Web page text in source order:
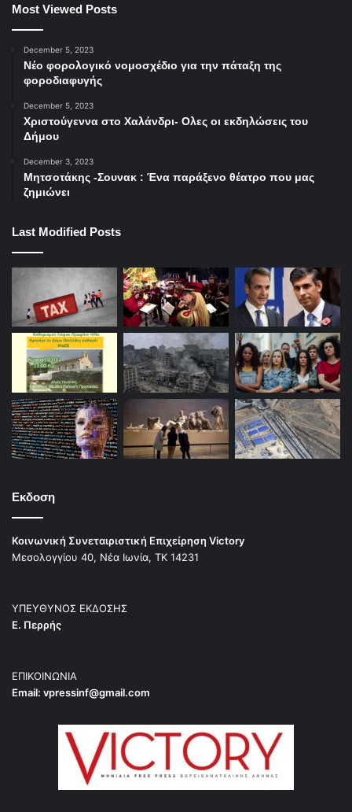
Most Viewed Posts
December 5, 2023
Νέο φορολογικό νομοσχέδιο για την πάταξη της
φοροδιαφυγής
December 5, 2023
Χριστούγεννα στο Χαλάνδρι- Ολες οι εκδηλώσεις του
Δήμου
December 3, 2023
Μητσοτάκης -Σουνακ : Ένα παράξενο θέατρο που μας
ζημιώνει
Last Modified Posts
Εκδοση
Κοινωνική Συνεταιριστική Επιχείρηση Victory
Μεσολογγίου 40, Νέα Ιωνία, ΤΚ 14231
ΥΠΕΥΘΥΝΟΣ ΕΚΔΟΣΗΣ
Ε. Περρής
ΕΠΙΚΟΙΝΩΝΙΑ
Email: vpressinf@gmail.com